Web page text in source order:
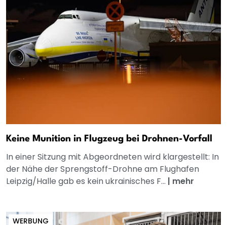
Keine Munition in Flugzeug bei Drohnen-Vorfall
In einer Sitzung mit Abgeordneten wird klargestellt: In
der Nähe der Sprengstoff-Drohne am Flughafen
Leipzig/Halle gab es kein ukrainisches F... | mehr
WERBUNG